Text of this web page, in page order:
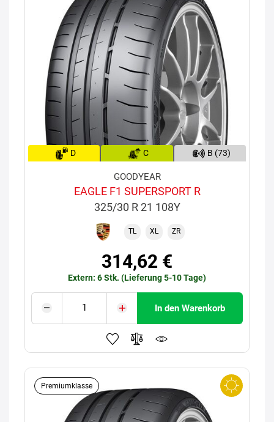
D C B (73)
GOODYEAR
EAGLE F1 SUPERSPORT R
325/30 R 21 108Y
TL XL ZR
314,62 €
Extern: 6 Stk. (Lieferung 5-10 Tage)
In den Warenkorb
Premiumklasse